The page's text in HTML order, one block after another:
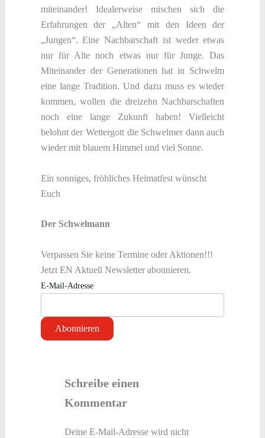
miteinander! Idealerweise mischen sich die
Erfahrungen der „Alten“ mit den Ideen der
„Jungen“. Eine Nachbarschaft ist weder etwas
nur für Alte noch etwas nur für Junge. Das
Miteinander der Generationen hat in Schwelm
eine lange Tradition. Und dazu muss es wieder
kommen, wollen die dreizehn Nachbarschaften
noch eine lange Zukunft haben! Vielleicht
belohnt der Wettergott die Schwelmer dann auch
wieder mit blauem Himmel und viel Sonne.
Ein sonniges, fröhliches Heimatfest wünscht
Euch
Der Schwelmann
Verpassen Sie keine Termine oder Aktionen!!!
Jetzt EN Aktuell Newsletter abonnieren.
E-Mail-Adresse
Schreibe einen
Kommentar
Deine E-Mail-Adresse wird nicht